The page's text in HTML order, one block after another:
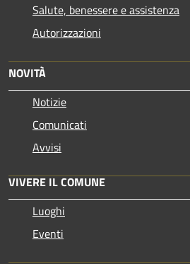
Salute, benessere e assistenza
Autorizzazioni
NOVITÀ
Notizie
Comunicati
Avvisi
VIVERE IL COMUNE
Luoghi
Eventi